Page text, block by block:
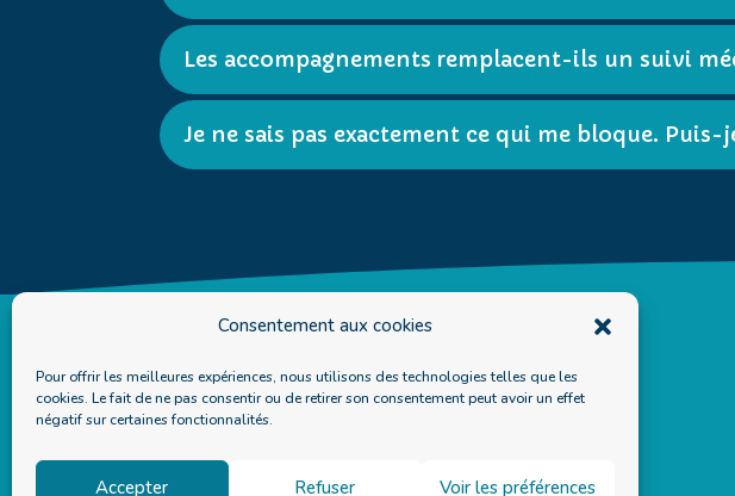
Consentement aux cookies
Pour offrir les meilleures expériences, nous utilisons des technologies telles que les
cookies. Le fait de ne pas consentir ou de retirer son consentement peut avoir un effet
négatif sur certaines fonctionnalités.
Accepter Refuser Voir les préférences
Les accompagnements remplacent-ils un suivi
Je ne sais pas exactement ce qui me bloque.
LIENS RAPIDES
Je prends rendez-vous